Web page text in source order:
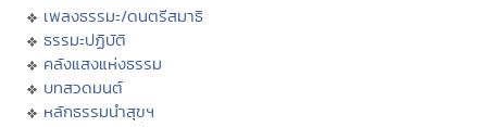
เพลงธรรมะ/ดนตรีสมาธิ
ธรรมะปฏิบัติ
คลังแสงแห่งธรรม
บทสวดมนต์
หลักธรรมนำสุขฯ